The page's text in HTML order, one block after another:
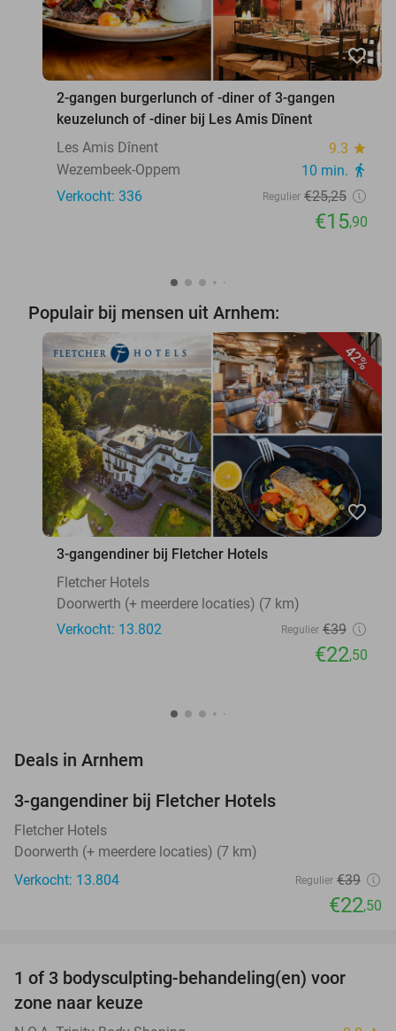
favorite_border
2-gangen burgerlunch of -diner of 3-gangen
keuzelunch of -diner bij Les Amis Dînent
Les Amis Dînent
9.3 star
Wezembeek-Oppem 10 min. directions_walk
Verkocht: 336 Regulier €25,25
€15,90
Populair bij mensen uit Arnhem:
42%
favorite_border
3-gangendiner bij Fletcher Hotels
Fletcher Hotels
Doorwerth (+ meerdere locaties) (7 km)
Verkocht: 13.802
Regulier €39
€22,50
Deals in Arnhem
3-gangendiner bij Fletcher Hotels
Fletcher Hotels
Doorwerth (+ meerdere locaties) (7 km)
Verkocht: 13.804
Regulier €39
€22,50
71%
TODAY
1 of 3 bodysculpting-behandeling(en) voor
zone naar keuze